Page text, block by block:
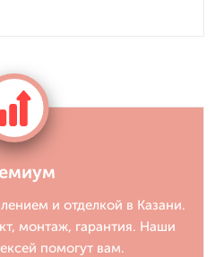
и отделкой в Казани.
монтаж, гарантия. Наши
помогут вам.